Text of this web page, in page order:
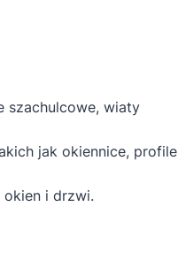
szachulcowe, wiaty
jak okiennice, profile
i drzwi.